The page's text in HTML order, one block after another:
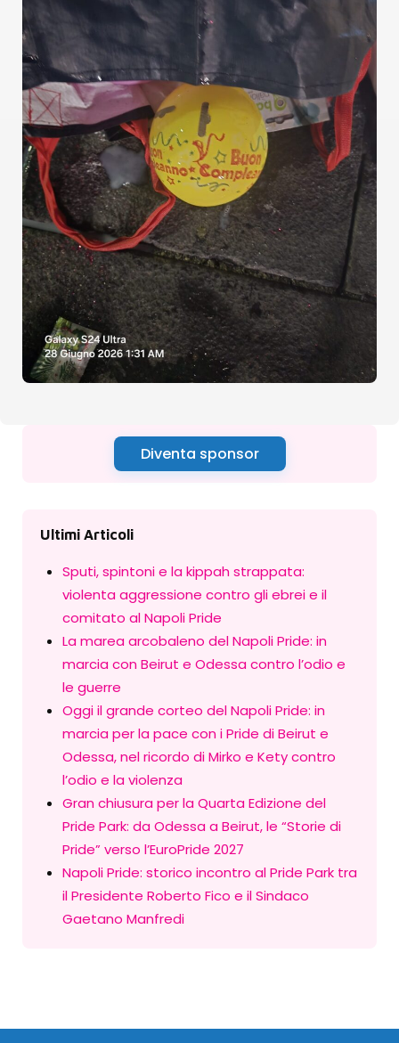
Diventa sponsor
Ultimi Articoli
Sputi, spintoni e la kippah strappata:
violenta aggressione contro gli ebrei e il
comitato al Napoli Pride
La marea arcobaleno del Napoli Pride: in
marcia con Beirut e Odessa contro l’odio e
le guerre
Oggi il grande corteo del Napoli Pride: in
marcia per la pace con i Pride di Beirut e
Odessa, nel ricordo di Mirko e Kety contro
l’odio e la violenza
Gran chiusura per la Quarta Edizione del
Pride Park: da Odessa a Beirut, le “Storie di
Pride” verso l’EuroPride 2027
Napoli Pride: storico incontro al Pride Park tra
il Presidente Roberto Fico e il Sindaco
Gaetano Manfredi